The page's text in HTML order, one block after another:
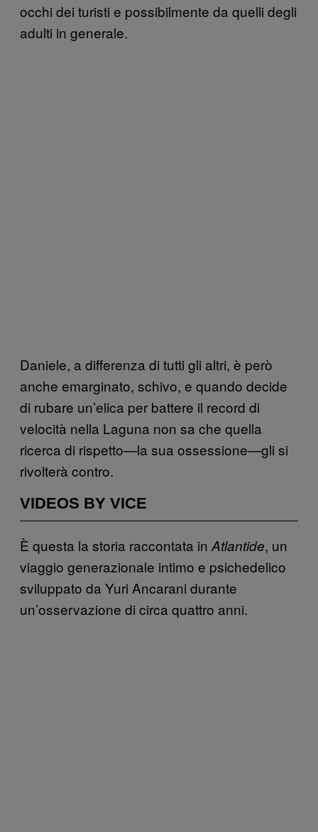
occhi dei turisti e possibilmente da quelli degli
adulti in generale.
Daniele, a differenza di tutti gli altri, è però
anche emarginato, schivo, e quando decide
di rubare un’elica per battere il record di
velocità nella Laguna non sa che quella
ricerca di rispetto—la sua ossessione—gli si
rivolterà contro.
VIDEOS BY VICE
È questa la storia raccontata in Atlantide, un
viaggio generazionale intimo e psichedelico
sviluppato da Yuri Ancarani durante
un’osservazione di circa quattro anni.